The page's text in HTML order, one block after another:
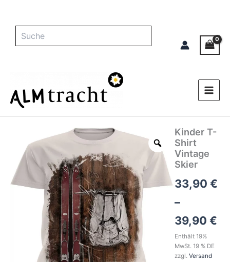
Kinder T-
Shirt
Vintage
Skier
33,90 €
–
39,90 €
Enthält 19%
MwSt. 19 % DE
zzgl. Versand
Shirt
Vintage
Skier
Menge